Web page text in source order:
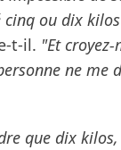
cinq ou dix
t-il. "Et croyez-
ne me
que dix kilos,